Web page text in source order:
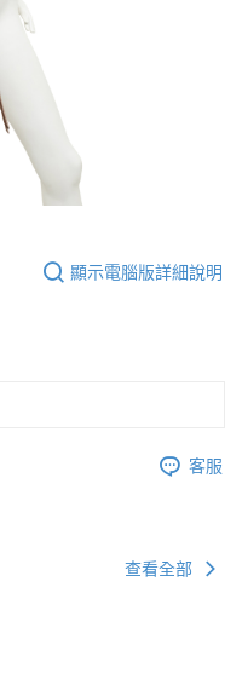
顯示電腦版詳細說明
客服
查看全部